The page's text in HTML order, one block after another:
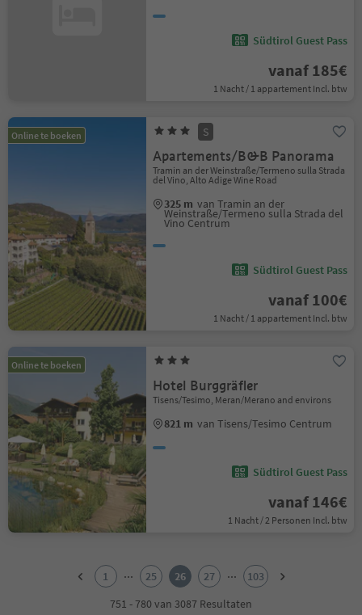
Südtirol Guest Pass
vanaf 185€
1 Nacht / 1 appartement Incl. btw
Online te boeken S
Apartements/B&B Panorama
Tramin an der Weinstraße/Termeno sulla Strada
del Vino, Alto Adige Wine Road
325 m van Tramin an der
Weinstraße/Termeno sulla Strada del
Vino Centrum
Südtirol Guest Pass
vanaf 100€
1 Nacht / 1 appartement Incl. btw
Online te boeken
Hotel Burggräfler
Tisens/Tesimo, Meran/Merano and environs
821 m van Tisens/Tesimo Centrum
Südtirol Guest Pass
vanaf 146€
1 Nacht / 2 Personen Incl. btw
1 ... 25 26 27 ...
103
751 - 780 van 3087 Resultaten